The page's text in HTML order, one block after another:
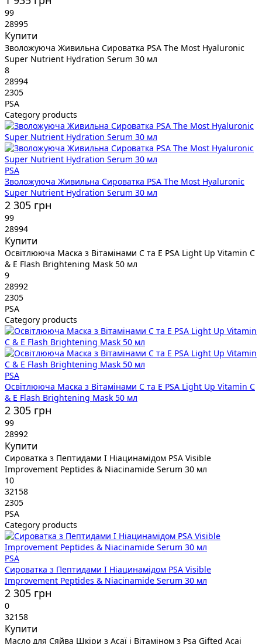
99
28995
Купити
Зволожуюча Живильна Сироватка PSA The Most Hyaluronic
Super Nutrient Hydration Serum 30 мл
8
28994
2305
PSA
Category products
PSA
Зволожуюча Живильна Сироватка PSA The Most Hyaluronic
Super Nutrient Hydration Serum 30 мл
2 305 грн
99
28994
Купити
Освітлююча Маска з Вітамінами C та E PSA Light Up Vitamin C
& E Flash Brightening Mask 50 мл
9
28992
2305
PSA
Category products
PSA
Освітлююча Маска з Вітамінами C та E PSA Light Up Vitamin C
& E Flash Brightening Mask 50 мл
2 305 грн
99
28992
Купити
Сироватка з Пептидами І Ніацинамідом PSA Visible
Improvement Peptides & Niacinamide Serum 30 мл
10
32158
2305
PSA
Category products
PSA
Сироватка з Пептидами І Ніацинамідом PSA Visible
Improvement Peptides & Niacinamide Serum 30 мл
2 305 грн
0
32158
Купити
Масло для Сяйва Шкіри з Асаї і Вітаміном з Psa Gifted Acai